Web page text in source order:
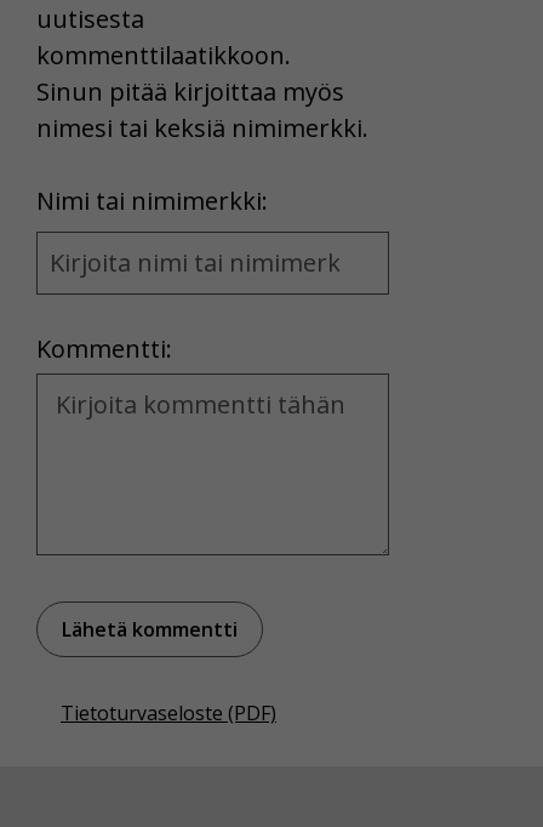
uutisesta
kommenttilaatikkoon.
Sinun pitää kirjoittaa myös
nimesi tai keksiä nimimerkki.
Nimi tai nimimerkki:
Name
and
Kommentti:
Kommentti
Tietoturvaseloste (PDF)